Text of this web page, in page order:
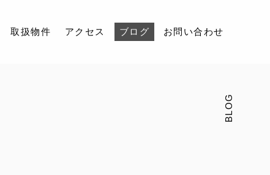
取扱物件 アクセス ブログ お問い合わせ
BLOG